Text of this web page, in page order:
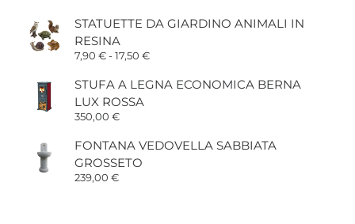
STATUETTE DA GIARDINO ANIMALI IN
RESINA
7,90 €-17,50 €Fascia
prezzo:
da
STUFA A LEGNA ECONOMICA BERNA
LUX ROSSA
350,00 €
FONTANA VEDOVELLA SABBIATA
GROSSETO
239,00 €